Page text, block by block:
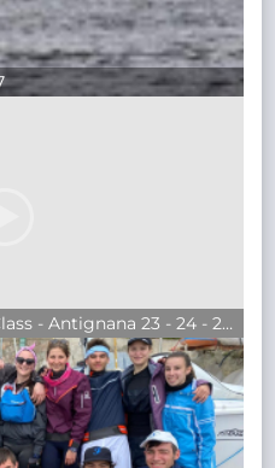
Regata Nazionale Trident Class - Antignana 23 - 24 - 25 Aprile 2022